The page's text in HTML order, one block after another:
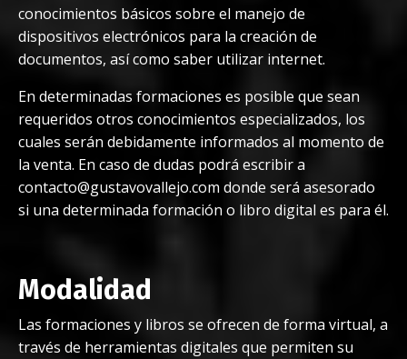
conocimientos básicos sobre el manejo de
dispositivos electrónicos para la creación de
documentos, así como saber utilizar internet.
En determinadas formaciones es posible que sean
requeridos otros conocimientos especializados, los
cuales serán debidamente informados al momento de
la venta. En caso de dudas podrá escribir a
contacto@gustavovallejo.com donde será asesorado
si una determinada formación o libro digital es para él.
Modalidad
Las formaciones y libros se ofrecen de forma virtual, a
través de herramientas digitales que permiten su